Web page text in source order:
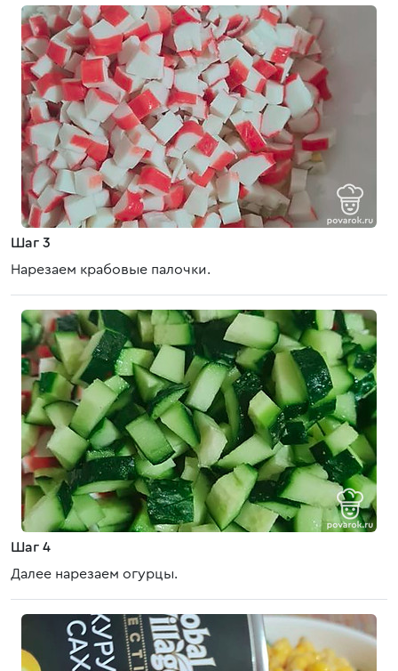
Шаг 3
Нарезаем крабовые палочки.
Шаг 4
Далее нарезаем огурцы.